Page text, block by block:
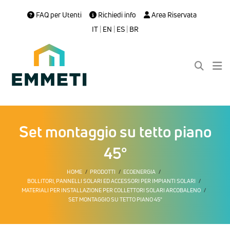
FAQ per Utenti Richiedi info
Area Riservata
IT| EN | ES| BR
Set montaggio su tetto piano
45°
HOME PRODOTTI
ECOENERGIA
BOLLITORI, PANNELLI SOLARI ED ACCESSORI PER IMPIANTI SOLARI
MATERIALI PER INSTALLAZIONE PER COLLETTORI SOLARI ARCOBALENO
SET MONTAGGIO SU TETTO PIANO 45°